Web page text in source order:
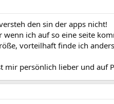
den sin der apps nicht!
wenn ich auf so eine seite
vorteilhaft finde ich
mir persönlich lieber und auf